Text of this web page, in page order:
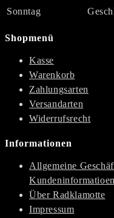
Sonntag
Shopmenü
Kasse
Warenkorb
Zahlungsarten
Versandarten
Widerrufsrecht
Informationen
Allgemeine
Kundeninformatioen
Über Radklamotte
Impressum